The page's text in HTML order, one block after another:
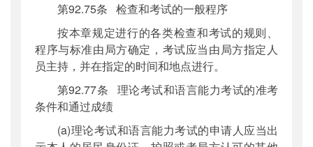
第92.75条 检查和考试的一般程序
按本章规定进行的各类检查和考试的规则、
程序与标准由局方确定，考试应当由局方指定人
员主持，并在指定的时间和地点进行。
第92.77条 理论考试和语言能力考试的准考
条件和通过成绩
(a)理论考试和语言能力考试的申请人应当出